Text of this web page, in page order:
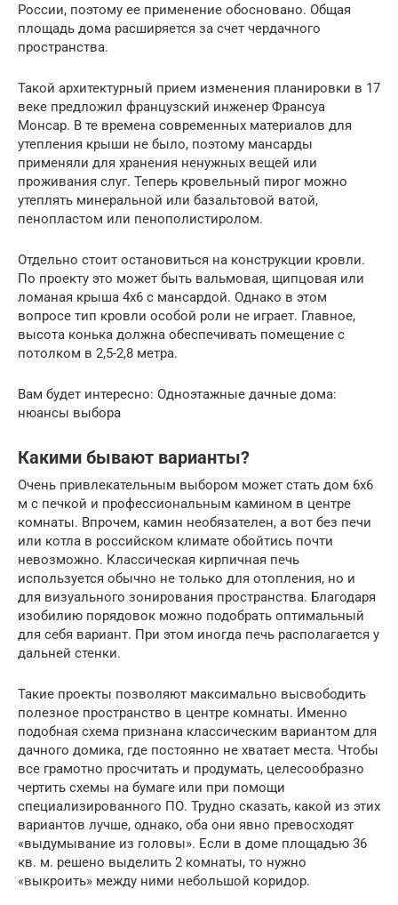
России, поэтому ее применение обосновано. Общая
площадь дома расширяется за счет чердачного
пространства.
Такой архитектурный прием изменения планировки в 17
веке предложил французский инженер Франсуа
Монсар. В те времена современных материалов для
утепления крыши не было, поэтому мансарды
применяли для хранения ненужных вещей или
проживания слуг. Теперь кровельный пирог можно
утеплять минеральной или базальтовой ватой,
пенопластом или пенополистиролом.
Отдельно стоит остановиться на конструкции кровли.
По проекту это может быть вальмовая, щипцовая или
ломаная крыша 4х6 с мансардой. Однако в этом
вопросе тип кровли особой роли не играет. Главное,
высота конька должна обеспечивать помещение с
потолком в 2,5-2,8 метра.
Вам будет интересно: Одноэтажные дачные дома:
нюансы выбора
Какими бывают варианты?
Очень привлекательным выбором может стать дом 6х6
м с печкой и профессиональным камином в центре
комнаты. Впрочем, камин необязателен, а вот без печи
или котла в российском климате обойтись почти
невозможно. Классическая кирпичная печь
используется обычно не только для отопления, но и
для визуального зонирования пространства. Благодаря
изобилию порядовок можно подобрать оптимальный
для себя вариант. При этом иногда печь располагается у
дальней стенки.
Такие проекты позволяют максимально высвободить
полезное пространство в центре комнаты. Именно
подобная схема признана классическим вариантом для
дачного домика, где постоянно не хватает места. Чтобы
все грамотно просчитать и продумать, целесообразно
чертить схемы на бумаге или при помощи
специализированного ПО. Трудно сказать, какой из этих
вариантов лучше, однако, оба они явно превосходят
«выдумывание из головы». Если в доме площадью 36
кв. м. решено выделить 2 комнаты, то нужно
«выкроить» между ними небольшой коридор.